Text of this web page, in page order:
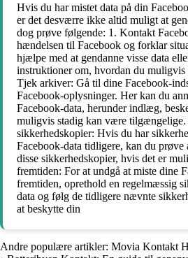
Hvis du har mistet data på din
er det desværre ikke altid muligt at
dog prøve følgende: 1. Kontakt
hændelsen til Facebook og forklar
hjælpe med at gendanne visse data
instruktioner om, hvordan du muligvis
Tjek arkiver: Gå til dine Facebook-
Facebook-oplysninger. Her kan du
Facebook-data, herunder indlæg,
muligvis stadig kan være tilgængelige.
sikkerhedskopier: Hvis du har
Facebook-data tidligere, kan du prøve
disse sikkerhedskopier, hvis det er
fremtiden: For at undgå at miste dine
fremtiden, oprethold en regelmæssig
data og følg de tidligere nævnte
at beskytte din
Andre populære artikler: Movia Kontakt